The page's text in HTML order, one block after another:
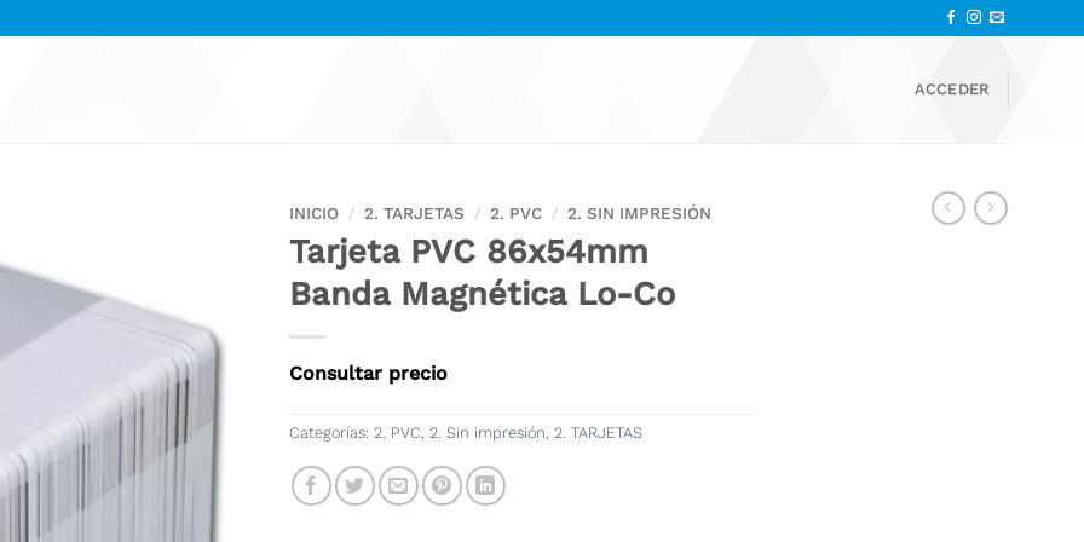
ACCEDER
INICIO / 2. TARJETAS / 2. PVC / 2. SIN IMPRESIÓN
Tarjeta PVC 86x54mm
Banda Magnética Lo-Co
Consultar precio
Categorías: 2. PVC 2. Sin impresión 2. TARJETAS